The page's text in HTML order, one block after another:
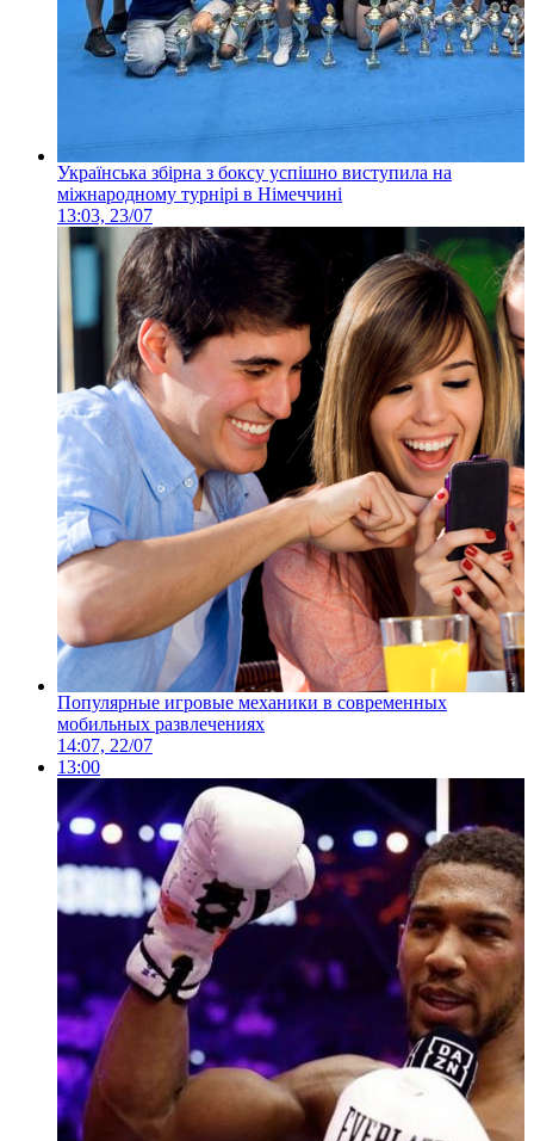
Українська збірна з боксу успішно виступила на
міжнародному турнірі в Німеччині
13:03, 23/07
Популярные игровые механики в современных
мобильных развлечениях
14:07, 22/07
13:00